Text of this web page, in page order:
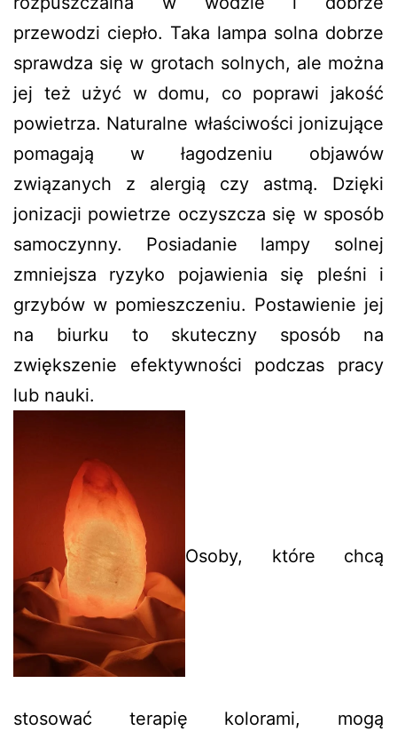
przewodzi ciepło. Taka lampa solna dobrze
sprawdza się w grotach solnych, ale można
jej też użyć w domu, co poprawi jakość
powietrza. Naturalne właściwości jonizujące
pomagają w łagodzeniu objawów
związanych z alergią czy astmą. Dzięki
jonizacji powietrze oczyszcza się w sposób
samoczynny. Posiadanie lampy solnej
zmniejsza ryzyko pojawienia się pleśni i
grzybów w pomieszczeniu. Postawienie jej
na biurku to skuteczny sposób na
zwiększenie efektywności podczas pracy
lub nauki.
Osoby, które chcą
stosować terapię kolorami, mogą